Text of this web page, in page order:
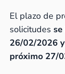
El plazo de
solicitudes
26/02/2026
próximo 27/